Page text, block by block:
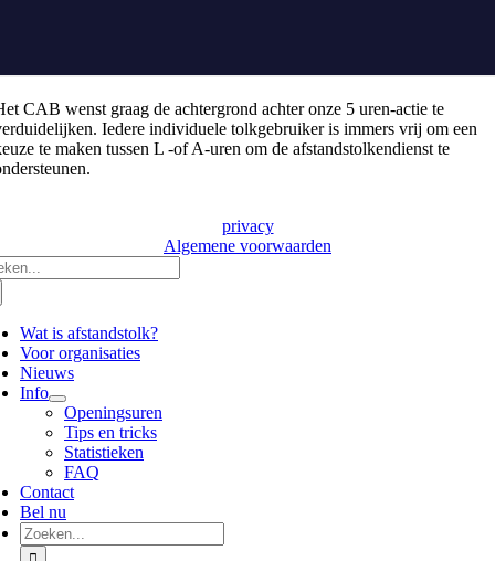
CAB wenst graag de achtergrond achter onze 5 uren-actie te
Iedere individuele tolkgebruiker is immers vrij om een
te maken tussen L -of A-uren om de afstandstolkendienst te
privacy
Algemene voorwaarden
Wat is afstandstolk?
Voor organisaties
Nieuws
Info
Openingsuren
Tips en tricks
Statistieken
FAQ
Contact
Bel nu
Zoeken
naar: